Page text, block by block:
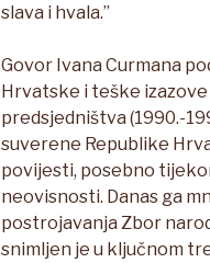
slava i hvala.”
Govor Ivana Curmana
Hrvatske i teške
predsjedništva (1990.-
suverene Republike
povijesti, posebno
neovisnosti. Danas ga
postrojavanja Zbor
snimljen je u ključnom